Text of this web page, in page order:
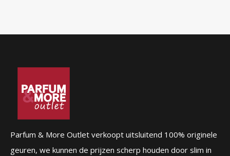
Parfum & More Outlet verkoopt uitsluitend 100% originele
geuren, we kunnen de prijzen scherp houden door slim in